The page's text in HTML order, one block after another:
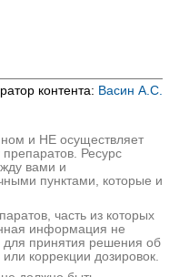
51
Покровское, ул.
4
контента: Васин А.С.
и НЕ осуществляет
препаратов. Ресурс
вами и
пунктами, которые и
часть из которых
информация не
для принятия решения об
коррекции дозировок.